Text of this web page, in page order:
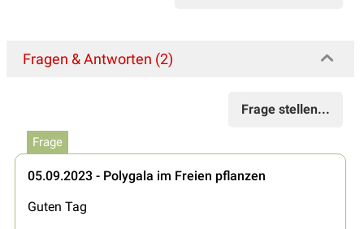
Fragen & Antworten (2)
Frage stellen...
Frage
05.09.2023 - Polygala im Freien pflanzen
Guten Tag